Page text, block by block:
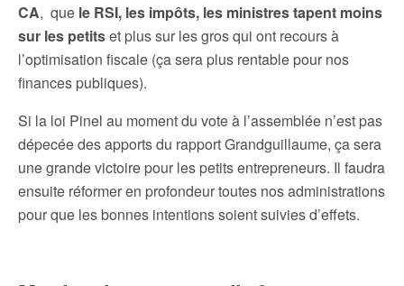
CA, que le RSI, les impôts, les ministres tapent moins
sur les petitset plus sur les gros qui ont recours à
l’optimisation fiscale (ça sera plus rentable pour nos
finances publiques).
Si la loi Pinel au moment du vote à l’assemblée n’est pas
dépecée des apports du rapport Grandguillaume, ça sera
une grande victoire pour les petits entrepreneurs. Il faudra
ensuite réformer en profondeur toutes nos administrations
pour que les bonnes intentions soient suivies d’effets.